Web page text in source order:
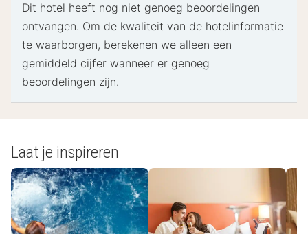
Speciale verzoeken worden onder voorbehoud van
beschikbaarheid bij het inchecken ingewilligd.
Hiervoor kunnen extra kosten in rekening worden
gebracht. Speciale verzoeken kunnen niet worden
gegarandeerd.
Geluiddichte kamers kunnen niet worden
gegarandeerd.
De accommodatie beschikt over de volgende
veiligheidsvoorzieningen: een brandblusser en een
EHBO-doos
Dit hotel heeft nog niet genoeg beoordelingen
ontvangen. Om de kwaliteit van de hotelinformatie
te waarborgen, berekenen we alleen een
gemiddeld cijfer wanneer er genoeg
beoordelingen zijn.
Laat je inspireren